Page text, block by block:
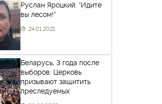
Руслан Яроцкий. “Идите
вы лесом!”
24.01.2021
Беларусь, 3 года после
выборов: Церковь
призывают защитить
преследуемых